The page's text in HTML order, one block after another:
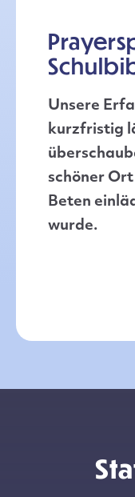
Unsere
kurzfristig
schöner
Beten
wurde.